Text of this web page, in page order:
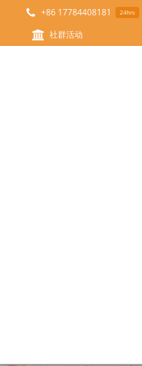
+86 17784408181 24hrs
社群活动